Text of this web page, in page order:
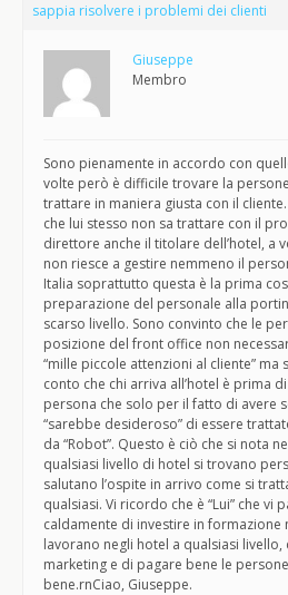
sappia risolvere i problemi dei clienti
Giuseppe
Membro
Sono pienamente in accordo con
volte però è difficile trovare la
trattare in maniera giusta con il
che lui stesso non sa trattare con il
direttore anche il titolare dell’hotel, a
non riesce a gestire nemmeno il
Italia soprattutto questa è la prima
preparazione del personale alla
scarso livello. Sono convinto che le
posizione del front office non
“mille piccole attenzioni al cliente”
conto che chi arriva all’hotel è prima
persona che solo per il fatto di avere
“sarebbe desideroso” di essere
da “Robot”. Questo è ciò che si nota
qualsiasi livello di hotel si trovano
salutano l’ospite in arrivo come si
qualsiasi. Vi ricordo che è “Lui” che vi
caldamente di investire in formazione
lavorano negli hotel a qualsiasi livello,
marketing e di pagare bene le
bene.rnCiao, Giuseppe.